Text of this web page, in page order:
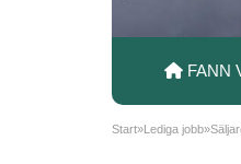
FANN
Start»Lediga jobb»